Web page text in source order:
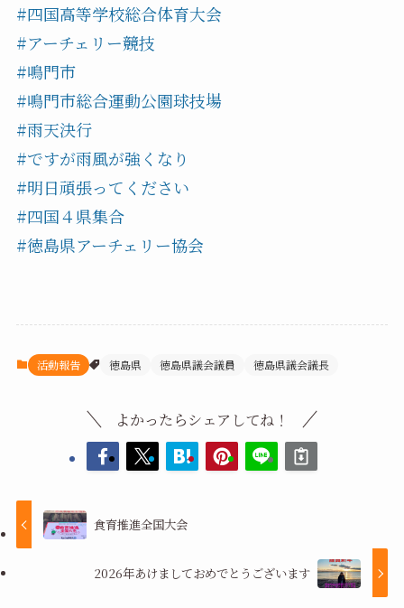
#四国高等学校総合体育大会
#アーチェリー競技
#鳴門市
#鳴門市総合運動公園球技場
#雨天決行
#ですが雨風が強くなり
#明日頑張ってください
#四国４県集合
#徳島県アーチェリー協会
活動報告 徳島県 徳島県議会議員 徳島県議会議長
よかったらシェアしてね！
食育推進全国大会
2026年あけましておめでとうございます